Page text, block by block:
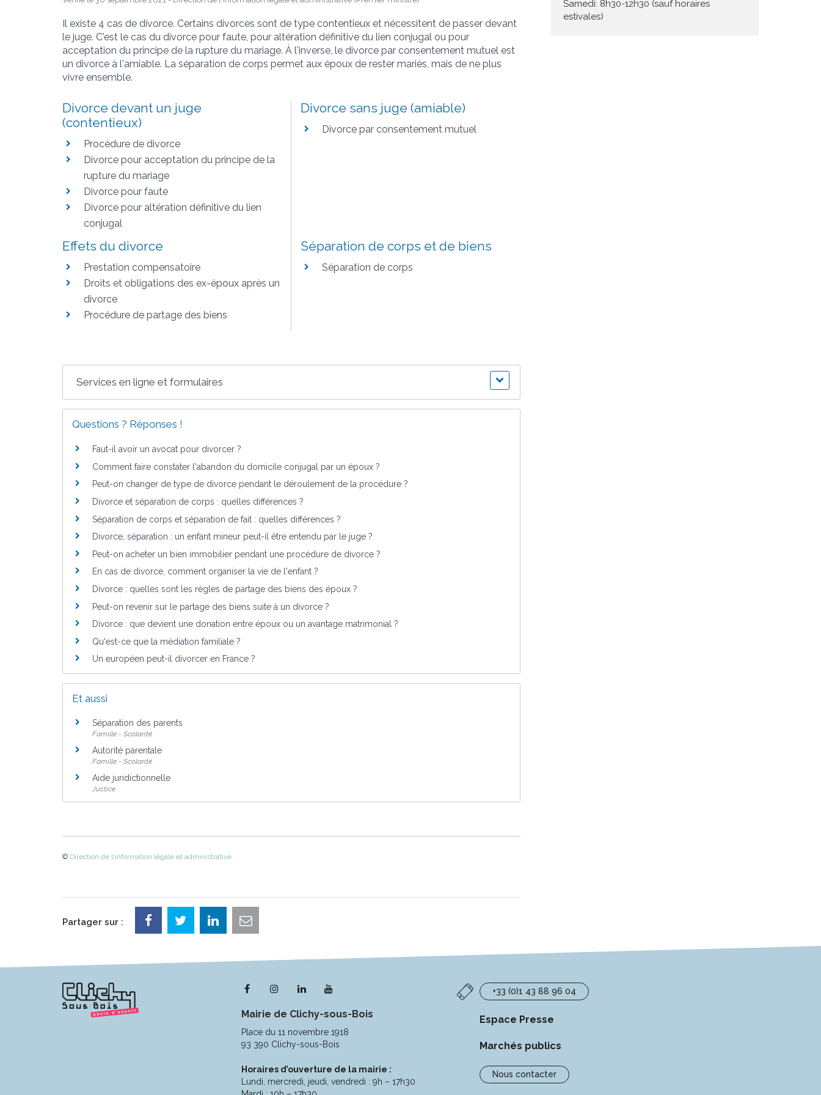
Il existe 4 cas de divorce. Certains divorces sont de type contentieux et nécessitent de passer devant
le juge. C'est le cas du divorce pour faute, pour altération définitive du lien conjugal ou pour
acceptation du principe de la rupture du mariage. À l'inverse, le divorce par consentement mutuel est
un divorce à l'amiable. La séparation de corps permet aux époux de rester mariés, mais de ne plus
vivre ensemble.
Divorce devant un juge
(contentieux)
Procédure de divorce
Divorce pour acceptation du principe de la
rupture du mariage
Divorce pour faute
Divorce pour altération définitive du lien
conjugal
Divorce sans juge (amiable)
Divorce par consentement mutuel
Effets du divorce
Prestation compensatoire
Droits et obligations des ex-époux après un
divorce
Procédure de partage des biens
Séparation de corps et de biens
Séparation de corps
Services en ligne et formulaires
Questions ? Réponses !
Faut-il avoir un avocat pour divorcer ?
Comment faire constater l'abandon du domicile conjugal par un époux ?
Peut-on changer de type de divorce pendant le déroulement de la procédure ?
Divorce et séparation de corps : quelles différences ?
Séparation de corps et séparation de fait : quelles différences ?
Divorce, séparation : un enfant mineur peut-il être entendu par le juge ?
Peut-on acheter un bien immobilier pendant une procédure de divorce ?
En cas de divorce, comment organiser la vie de l'enfant ?
Divorce : quelles sont les règles de partage des biens des époux ?
Peut-on revenir sur le partage des biens suite à un divorce ?
Divorce : que devient une donation entre époux ou un avantage matrimonial ?
Qu'est-ce que la médiation familiale ?
Un européen peut-il divorcer en France ?
Et aussi
Séparation des parents
Famille - Scolarité
Autorité parentale
Famille - Scolarité
Aide juridictionnelle
Justice
© Direction de l'information légale et administrative
Samedi: 8h30-12h30 (sauf horaires
estivales)
Partager sur :
Lien
le
compte
Facebook
Lien
le
compte
Instagram
Lien
le
compte
Linkedin
la
chaîne
Youtube
Mairie de Clichy-sous-Bois
Place du 11 novembre 1918
93 390 Clichy-sous-Bois
Horaires d’ouverture de la mairie :
Lundi, mercredi, jeudi, vendredi : 9h – 17h30
+33 (0)1 43 88 96 04
Espace Presse
Marchés publics
Nous contacter